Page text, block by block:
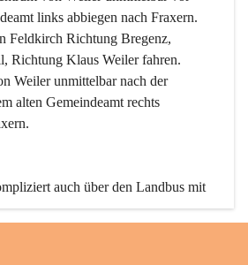
links abbiegen nach Fraxern.
Feldkirch Richtung Bregenz,
Richtung Klaus Weiler fahren.
Weiler unmittelbar nach der
alten Gemeindeamt rechts
auch über den Landbus mit
zu erreichen. Die Linie